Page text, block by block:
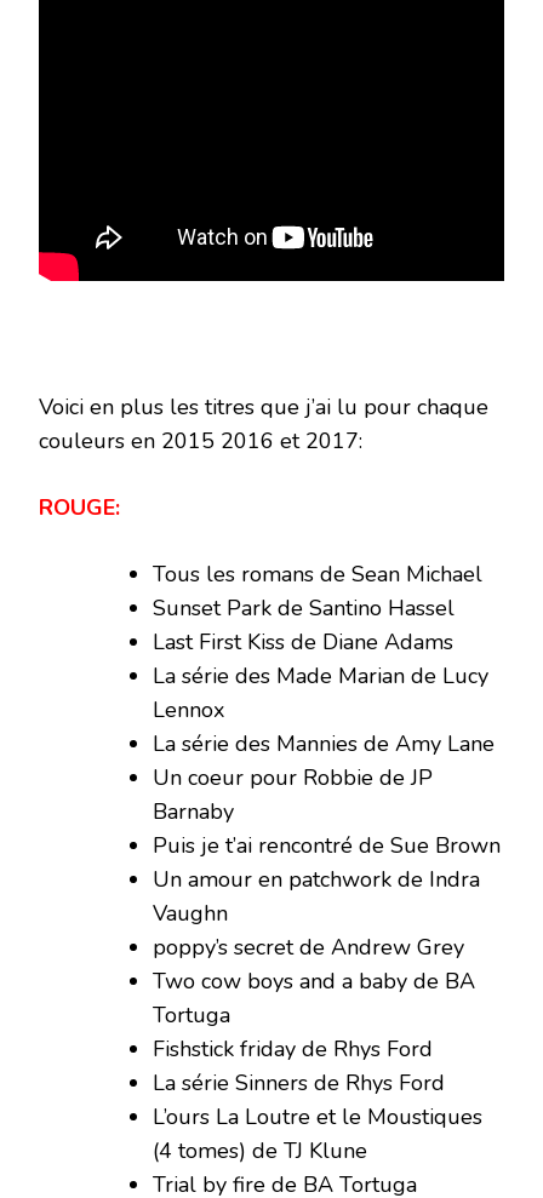
Voici en plus les titres que j’ai lu pour chaque
couleurs en 2015 2016 et 2017:
ROUGE:
Tous les romans de Sean Michael
Sunset Park de Santino Hassel
Last First Kiss de Diane Adams
La série des Made Marian de Lucy
Lennox
La série des Mannies de Amy Lane
Un coeur pour Robbie de JP
Barnaby
Puis je t’ai rencontré de Sue Brown
Un amour en patchwork de Indra
Vaughn
poppy’s secret de Andrew Grey
Two cow boys and a baby de BA
Tortuga
Fishstick friday de Rhys Ford
La série Sinners de Rhys Ford
L’ours La Loutre et le Moustiques
(4 tomes) de TJ Klune
Trial by fire de BA Tortuga